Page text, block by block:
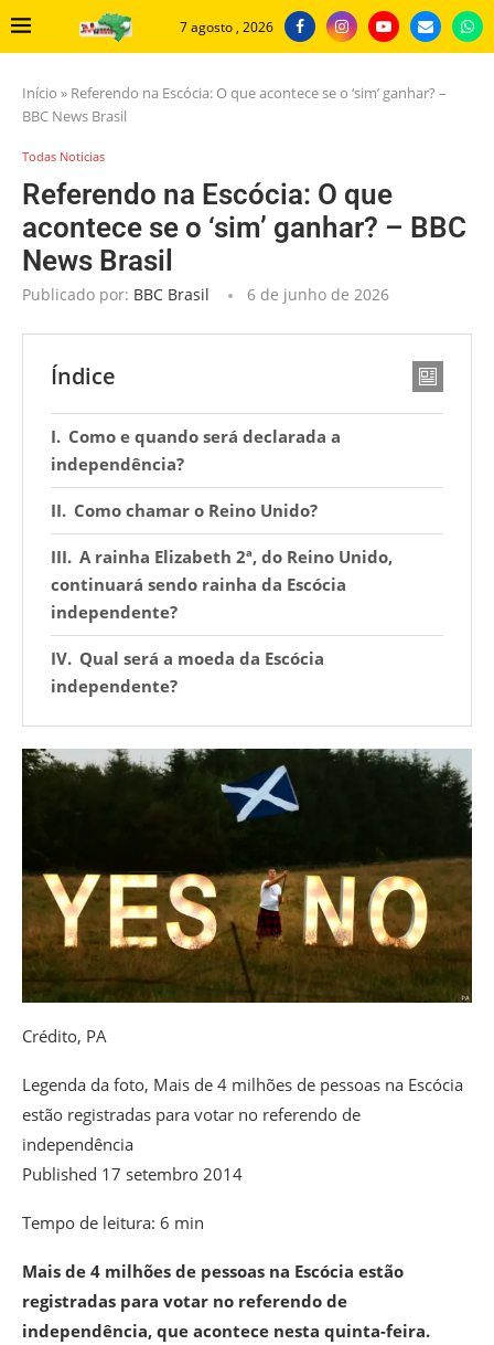
7 agosto , 2026
Início » Referendo na Escócia: O que acontece se o ‘sim’ ganhar? –
BBC News Brasil
Todas Noticias
Referendo na Escócia: O que
acontece se o ‘sim’ ganhar? – BBC
News Brasil
Publicado por: BBC Brasil 6 de junho de 2026
Índice
Como e quando será declarada a
independência?
Como chamar o Reino Unido?
A rainha Elizabeth 2ª, do Reino Unido,
continuará sendo rainha da Escócia
independente?
Qual será a moeda da Escócia
independente?
Crédito, PA
Legenda da foto, Mais de 4 milhões de pessoas na Escócia
estão registradas para votar no referendo de
independência
Published 17 setembro 2014
Tempo de leitura: 6 min
Mais de 4 milhões de pessoas na Escócia estão
registradas para votar no referendo de
independência, que acontece nesta quinta-feira.